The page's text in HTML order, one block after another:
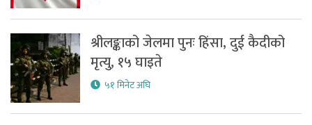
श्रीलङ्काको जेलमा पुनः हिंसा, दुई कैदीको
मृत्यु, १५ घाइते
५१ मिनेट अघि